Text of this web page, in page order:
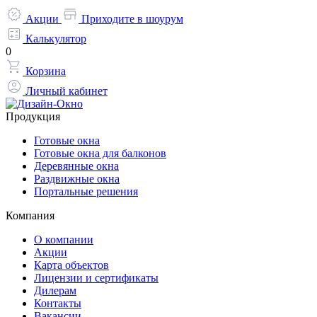
Акции
Приходите в шоурум
Калькулятор
0
Корзина
Личный кабинет
Продукция
Готовые окна
Готовые окна для балконов
Деревянные окна
Раздвижные окна
Портальные решения
Компания
О компании
Акции
Карта объектов
Лицензии и сертификаты
Дилерам
Контакты